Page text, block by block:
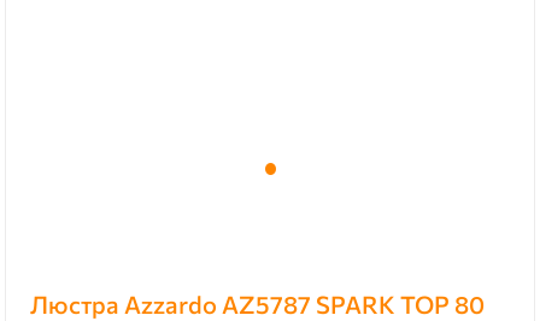
Люстра Azzardo AZ5787 SPARK TOP 80